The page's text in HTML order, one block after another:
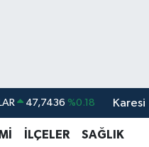
47,7436 %0.18
55,2510 %0.32
Karesi
İLÇELER SAĞLIK